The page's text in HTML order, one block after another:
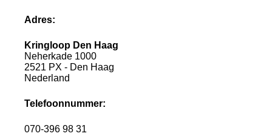
Adres:
Kringloop Den Haag
Neherkade 1000
2521 PX - Den Haag
Nederland
Telefoonnummer:
070-396 98 31